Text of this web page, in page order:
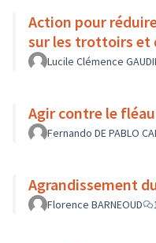
Action pour
sur les trottoirs et
Lucile Clémence
Agir contre le
Fernando DE PABLO
Agrandissement
Florence BARNEOUD